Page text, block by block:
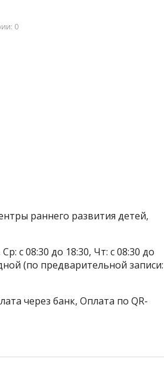
0
раннего развития детей,
с 08:30 до 18:30, Чт: с 08:30 до
(по предварительной записи:
через банк, Оплата по QR-